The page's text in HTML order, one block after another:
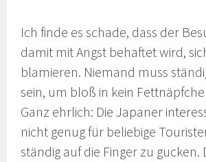
Ich finde es schade, dass der
damit mit Angst behaftet wird,
blamieren. Niemand muss
sein, um bloß in kein
Ganz ehrlich: Die Japaner
nicht genug für beliebige
ständig auf die Finger zu gucken.